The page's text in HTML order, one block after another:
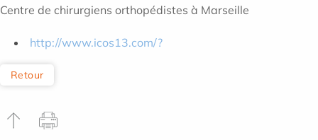
Centre de chirurgiens orthopédistes à Marseille
http://www.icos13.com/?
Retour